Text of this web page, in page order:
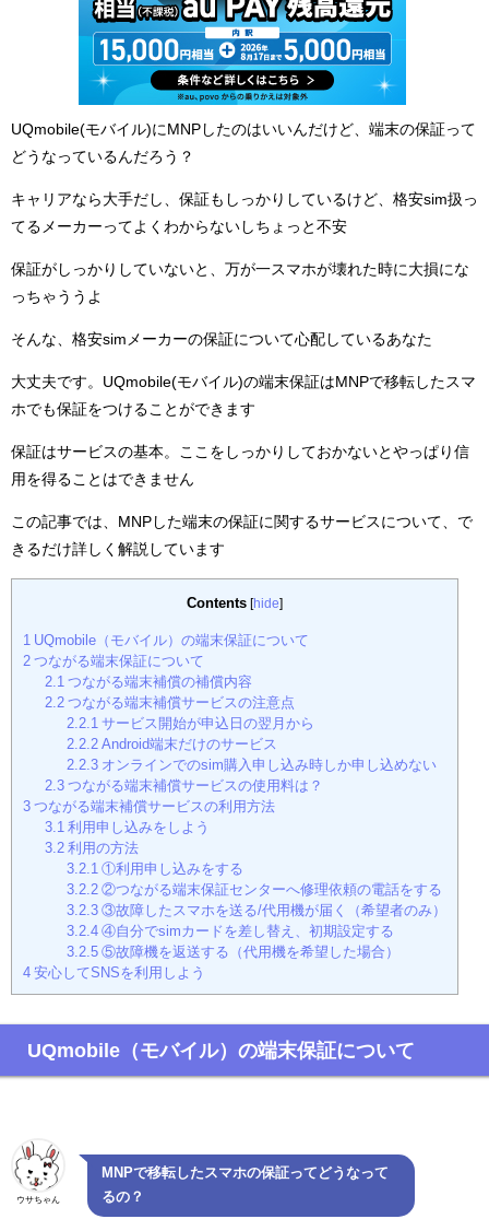
UQmobile(モバイル)にMNPしたのはいいんだけど、端末の保証って
どうなっているんだろう？
キャリアなら大手だし、保証もしっかりしているけど、格安sim扱っ
てるメーカーってよくわからないしちょっと不安
保証がしっかりしていないと、万が一スマホが壊れた時に大損にな
っちゃううよ
そんな、格安simメーカーの保証について心配しているあなた
大丈夫です。UQmobile(モバイル)の端末保証はMNPで移転したスマ
ホでも保証をつけることができます
保証はサービスの基本。ここをしっかりしておかないとやっぱり信
用を得ることはできません
この記事では、MNPした端末の保証に関するサービスについて、で
きるだけ詳しく解説しています
Contents [hide]
1 UQmobile（モバイル）の端末保証について
2 つながる端末保証について
2.1 つながる端末補償の補償内容
2.2つながる端末補償サービスの注意点
2.2.1 サービス開始が申込日の翌月から
2.2.2Android端末だけのサービス
2.2.3オンラインでのsim購入申し込み時しか申し込めない
2.3つながる端末補償サービスの使用料は？
3 つながる端末補償サービスの利用方法
3.1 利用申し込みをしよう
3.2利用の方法
3.2.1 ①利用申し込みをする
3.2.2②つながる端末保証センターへ修理依頼の電話をする
3.2.3③故障したスマホを送る/代用機が届く（希望者のみ）
3.2.4④自分でsimカードを差し替え、初期設定する
3.2.5⑤故障機を返送する（代用機を希望した場合）
4 安心してSNSを利用しよう
UQmobile（モバイル）の端末保証について
ウサちゃん
MNPで移転したスマホの保証ってどうなって
るの？